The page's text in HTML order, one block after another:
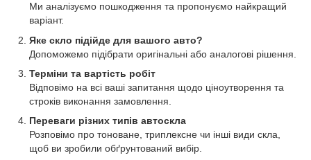
Ми аналізуємо пошкодження та пропонуємо найкращий
варіант.
Яке скло підійде для вашого авто?
Допоможемо підібрати оригінальні або аналогові рішення.
Терміни та вартість робіт
Відповімо на всі ваші запитання щодо ціноутворення та
строків виконання замовлення.
Переваги різних типів автоскла
Розповімо про тоноване, триплексне чи інші види скла,
щоб ви зробили обґрунтований вибір.